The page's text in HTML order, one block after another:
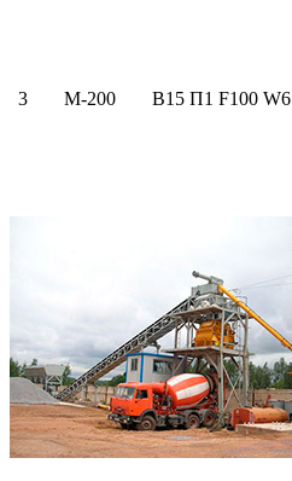
3 М-200 В15 П1 F100 W6